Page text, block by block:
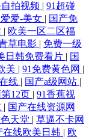
拍视频 | 91超碰
爱-美女 | 国产免
| 欧美一区二区福
草电影 | 免费一级
日韩免费看片 | 国
美 | 91免费黄色网 |
线 | 国产a级网站 |
12页 | 91香蕉视
| 国产在线资源网
天堂 | 草逼不卡网
在线欧美日韩 | 欧